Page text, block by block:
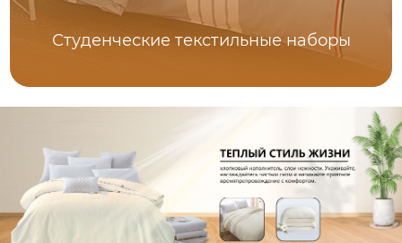
Студенческие текстильные наборы